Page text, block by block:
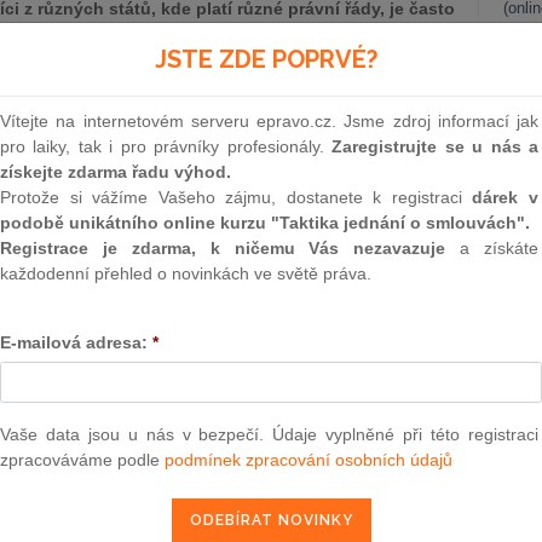
z různých států, kde platí různé právní řády, je často
a pravidlech, podle nichž bude rozhodce v
jako třeba na jazyku, ve kterém bude rozhodčí řízení
efektivnější řešení sporu mezi dvěma obchodníky z
soudními orgány věcně a místně příslušného státu,
neznala, což by s sebou neslo celou řadu dalších kroků,
zajištění advokáta v zemi, kde je řízení vedeno
jak klady, tak i rizika rozhodčího řízení v mezinárodním
formulovat doporučení pro obchodníky, jak se těchto rizik
zdrojích chápáno jako jedna z forem alternativního řešení
jako na třetí formu řešení sporů, která je odlišná od
řešení sporů. Důvodem, proč je rozhodčí řízení
je skutečnost, že výstupem rozhodčího řízení je
nález, pro který je charakteristické, že je jednak
vykonatelný. S tím je spojena skutečnost, že pokud je
účinky jako rozsudek soudů, nicméně se nejedná o
JSTE ZDE POPRVÉ?
Vítejte na internetovém serveru epravo.cz. Jsme zdroj informací jak
pro laiky, tak i pro právníky profesionály.Zaregistrujte se u nás a
získejte zdarma řadu výhod.
Protože si vážíme Vašeho zájmu, dostanete k registracidárek v
podobě unikátního online kurzu "Taktika jednání o smlouvách".
Registrace je zdarma, k ničemu Vás nezavazuje a získáte
každodenní přehled o novinkách ve světě práva.
E-mailová adresa: *
Vaše data jsou u nás v bezpečí. Údaje vyplněné při této registraci
zpracováváme podle podmínek zpracování osobních údajů